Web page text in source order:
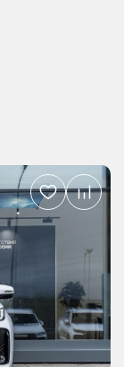
Добавить
в
избранное